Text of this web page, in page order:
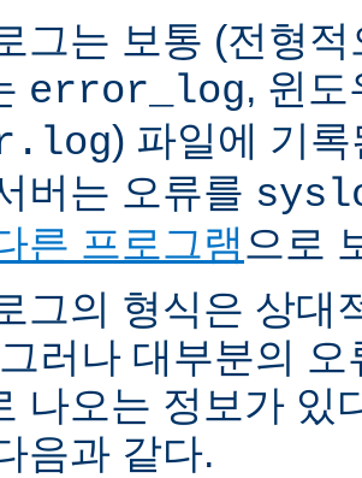
그는 보통 (전형
error_log, 윈
) 파일에 기
버는 오류를
른 프로그램으로
그의 형식은 상대
러나 대부분의
나오는 정보가 있
음과 같다.